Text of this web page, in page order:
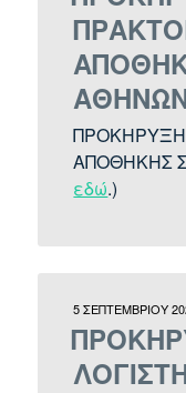
ΑΠΟΘΗΚΗΣ
εδώ.)
5 ΣΕΠΤΕΜΒΡΊΟΥ